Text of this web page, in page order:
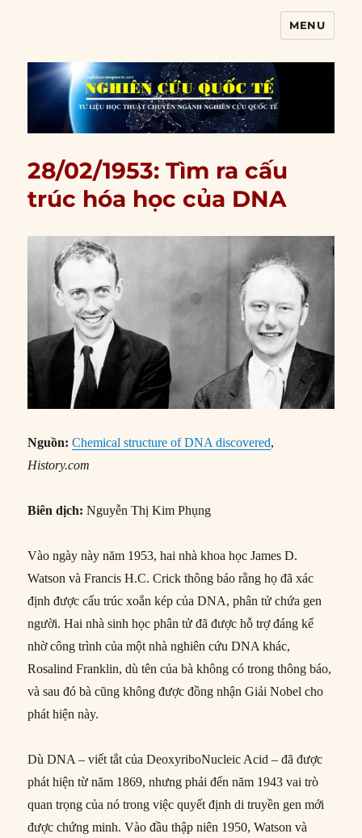
MENU
28/02/1953: Tìm ra cấu
trúc hóa học của DNA
Nguồn:Chemical structure of DNA discovered,
History.com
Biên dịch:Nguyễn Thị Kim Phụng
Vào ngày này năm 1953, hai nhà khoa học James D.
Watson và Francis H.C. Crick thông báo rằng họ đã xác
định được cấu trúc xoắn kép của DNA, phân tử chứa gen
người. Hai nhà sinh học phân tử đã được hỗ trợ đáng kể
nhờ công trình của một nhà nghiên cứu DNA khác,
Rosalind Franklin, dù tên của bà không có trong thông báo,
và sau đó bà cũng không được đồng nhận Giải Nobel cho
phát hiện này.
Dù DNA – viết tắt của DeoxyriboNucleic Acid – đã được
phát hiện từ năm 1869, nhưng phải đến năm 1943 vai trò
quan trọng của nó trong việc quyết định di truyền gen mới
được chứng minh. Vào đầu thập niên 1950, Watson và